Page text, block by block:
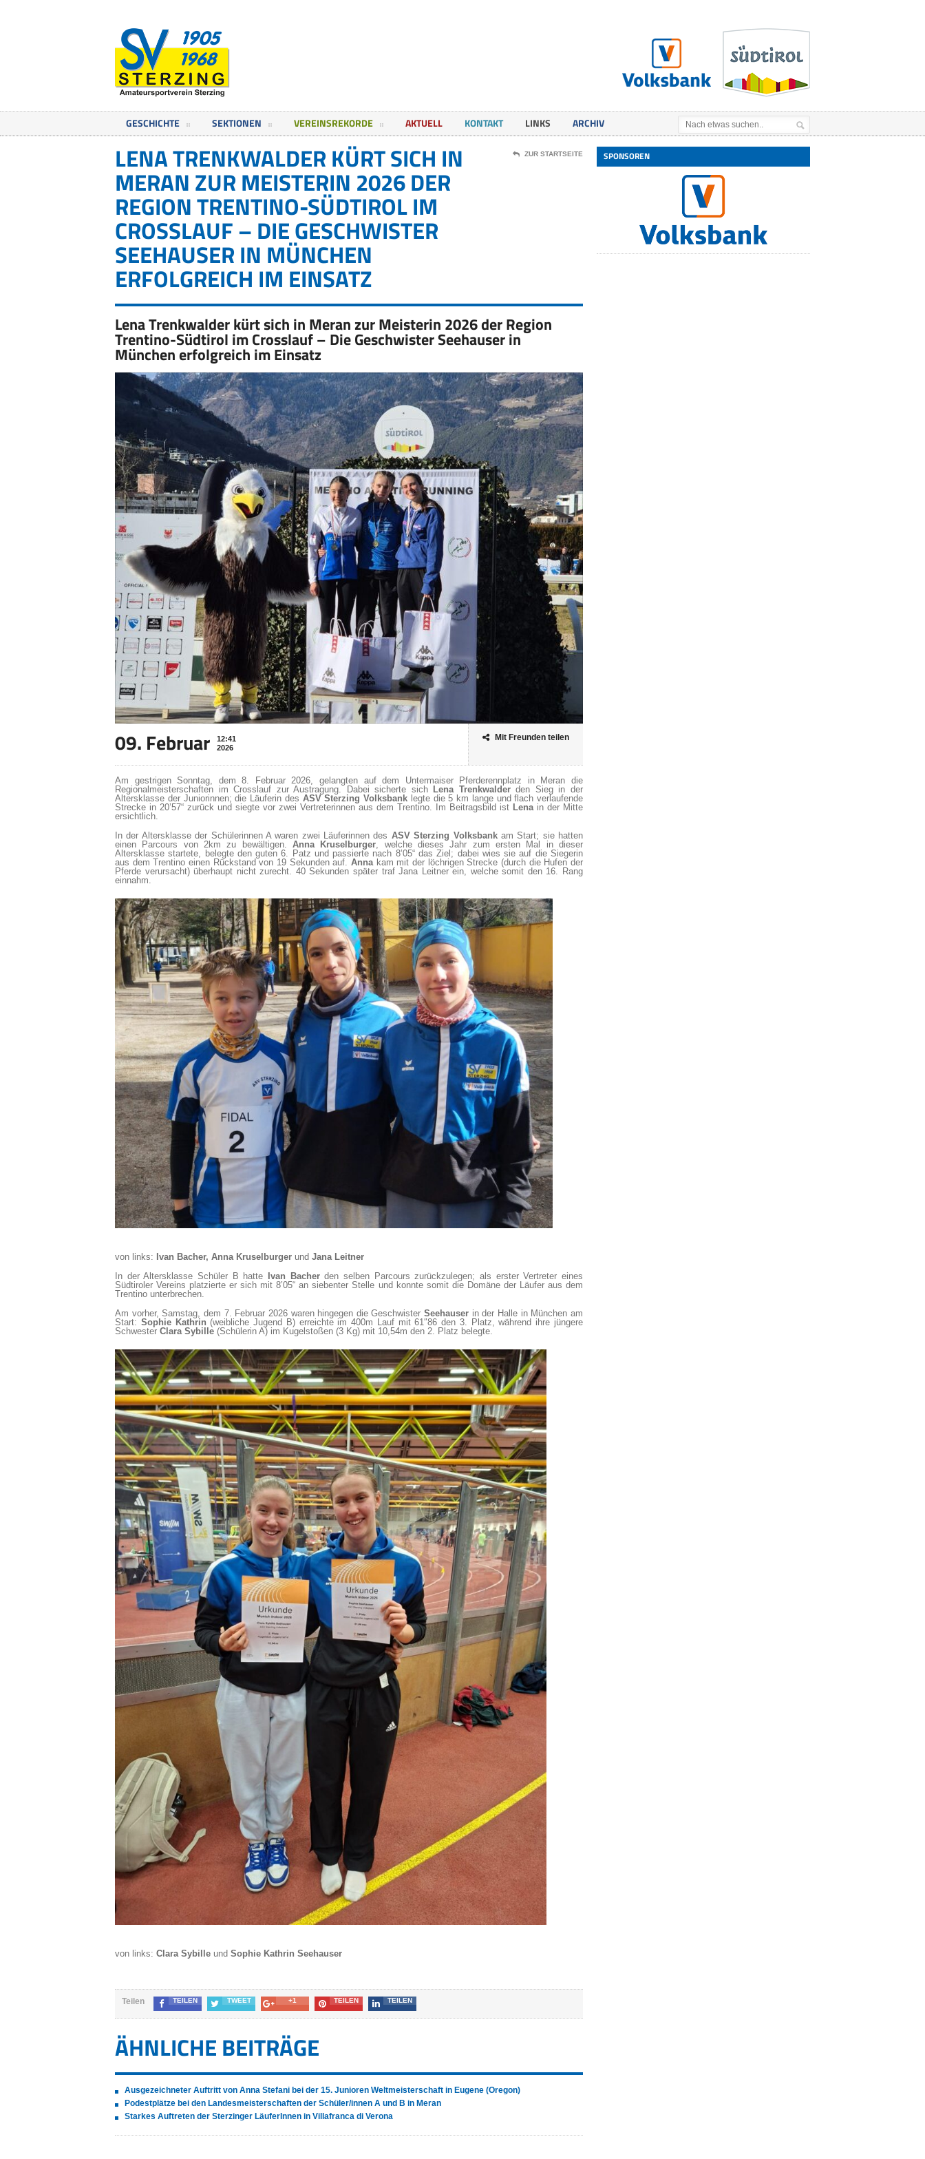
GESCHICHTE SEKTIONEN VEREINSREKORDE AKTUELL KONTAKT LINKS ARCHIV
LENA TRENKWALDER KÜRT SICH IN
MERAN ZUR MEISTERIN 2026 DER
REGION TRENTINO-SÜDTIROL IM
CROSSLAUF – DIE GESCHWISTER
SEEHAUSER IN MÜNCHEN
ERFOLGREICH IM EINSATZ
ZUR STARTSEITE
Lena Trenkwalder kürt sich in Meran zur Meisterin 2026 der Region
Trentino-Südtirol im Crosslauf – Die Geschwister Seehauser in
München erfolgreich im Einsatz
09. Februar
12:41
2026
Mit Freunden teilen
Am gestrigen Sonntag, dem 8. Februar 2026, gelangten auf dem Untermaiser Pferderennplatz in Meran die
Regionalmeisterschaften im Crosslauf zur Austragung. Dabei sicherte sich Lena Trenkwalderden Sieg in der
Altersklasse der Juniorinnen; die Läuferin des ASV Sterzing Volksbank legte die 5 km lange und flach verlaufende
Strecke in 20’57“ zurück und siegte vor zwei Vertreterinnen aus dem Trentino. Im Beitragsbild ist Lenain der Mitte
ersichtlich.
In der Altersklasse der Schülerinnen A waren zwei Läuferinnen des ASV Sterzing Volksbankam Start; sie hatten
einen Parcours von 2km zu bewältigen. Anna Kruselburger, welche dieses Jahr zum ersten Mal in dieser
Altersklasse startete, belegte den guten 6. Patz und passierte nach 8’05“ das Ziel; dabei wies sie auf die Siegerin
aus dem Trentino einen Rückstand von 19 Sekunden auf. Annakam mit der löchrigen Strecke (durch die Hufen der
Pferde verursacht) überhaupt nicht zurecht. 40 Sekunden später traf Jana Leitner ein, welche somit den 16. Rang
einnahm.
von links: Ivan Bacher, Anna Kruselburger und Jana Leitner
In der Altersklasse Schüler B hatte Ivan Bacherden selben Parcours zurückzulegen; als erster Vertreter eines
Südtiroler Vereins platzierte er sich mit 8’05“ an siebenter Stelle und konnte somit die Domäne der Läufer aus dem
Trentino unterbrechen.
Am vorher, Samstag, dem 7. Februar 2026 waren hingegen die GeschwisterSeehauser in der Halle in München am
Start: Sophie Kathrin (weibliche Jugend B) erreichte im 400m Lauf mit 61″86 den 3. Platz, während ihre jüngere
Schwester Clara Sybille (Schülerin A) im Kugelstoßen (3 Kg) mit 10,54m den 2. Platz belegte.
von links: Clara Sybille und Sophie Kathrin Seehauser
Teilen TEILEN TWEET +1 TEILEN TEILEN
ÄHNLICHE BEITRÄGE
Ausgezeichneter Auftritt von Anna Stefani bei der 15. Junioren Weltmeisterschaft in Eugene (Oregon)
Podestplätze bei den Landesmeisterschaften der Schüler/innen A und B in Meran
Starkes Auftreten der Sterzinger LäuferInnen in Villafranca di Verona
SPONSOREN